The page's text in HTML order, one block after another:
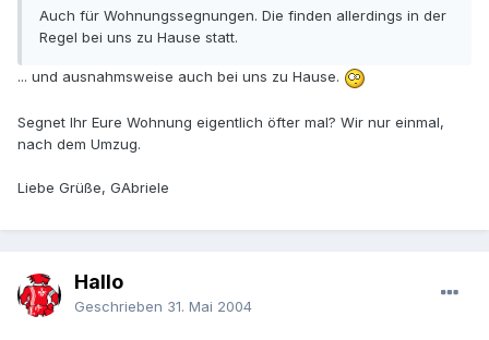
Auch für Wohnungssegnungen. Die finden allerdings in der
Regel bei uns zu Hause statt.
... und ausnahmsweise auch bei uns zu Hause.
Segnet Ihr Eure Wohnung eigentlich öfter mal? Wir nur einmal,
nach dem Umzug.
Liebe Grüße, GAbriele
Hallo
Geschrieben 31. Mai 2004